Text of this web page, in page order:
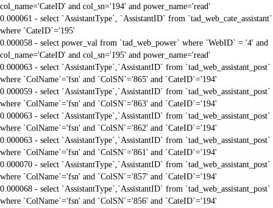
col_name='CateID' and col_sn='194' and power_name='read'
0.000061 - select `AssistantType`, `AssistantID` from `tad_web_cate_assistant`
where `CateID`='195'
0.000058 - select power_val from `tad_web_power` where `WebID` = '4' and
col_name='CateID' and col_sn='195' and power_name='read'
0.000063 - select `AssistantType`,`AssistantID` from `tad_web_assistant_post`
where `ColName`='fsn' and `ColSN`='865' and `CateID`='194'
0.000059 - select `AssistantType`,`AssistantID` from `tad_web_assistant_post`
where `ColName`='fsn' and `ColSN`='863' and `CateID`='194'
0.000063 - select `AssistantType`,`AssistantID` from `tad_web_assistant_post`
where `ColName`='fsn' and `ColSN`='862' and `CateID`='194'
0.000063 - select `AssistantType`,`AssistantID` from `tad_web_assistant_post`
where `ColName`='fsn' and `ColSN`='861' and `CateID`='194'
0.000070 - select `AssistantType`,`AssistantID` from `tad_web_assistant_post`
where `ColName`='fsn' and `ColSN`='857' and `CateID`='194'
0.000068 - select `AssistantType`,`AssistantID` from `tad_web_assistant_post`
where `ColName`='fsn' and `ColSN`='856' and `CateID`='194'